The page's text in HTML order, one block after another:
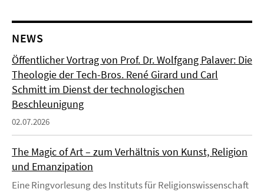
NEWS
Öffentlicher Vortrag von Prof. Dr. Wolfgang Palaver: Die
Theologie der Tech-Bros. René Girard und Carl
Schmitt im Dienst der technologischen
Beschleunigung
02.07.2026
The Magic of Art – zum Verhältnis von Kunst, Religion
und Emanzipation
Eine Ringvorlesung des Instituts für Religionswissenschaft